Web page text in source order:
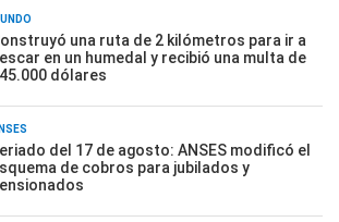
una ruta de 2 kilómetros para ir a
en un humedal y recibió una multa de
dólares
del 17 de agosto: ANSES modificó el
de cobros para jubilados y